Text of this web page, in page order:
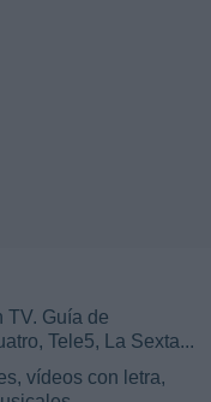
TV. Guía de
Tele5, La Sexta...
vídeos con letra,